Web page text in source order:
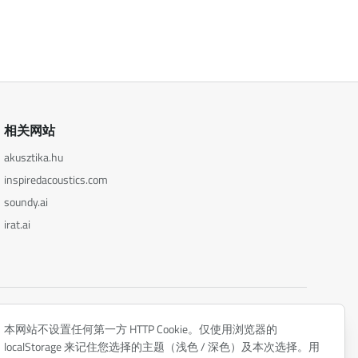
相关网站
akusztika.hu
inspiredacoustics.com
soundy.ai
irat.ai
本网站不设置任何第一方 HTTP Cookie。仅使用浏览器的
localStorage 来记住您选择的主题（浅色 / 深色）及本次选择。用